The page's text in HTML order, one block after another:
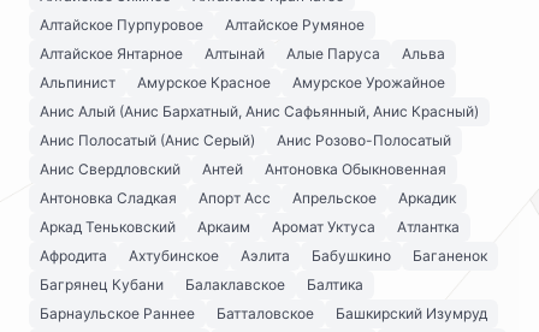
Алтайское Пурпуровое
Алтайское Румяное
Алтайское Янтарное
Алтынай Алые Паруса
Альва
Альпинист
Амурское Красное
Амурское Урожайное
Анис Алый (Анис Бархатный, Анис Сафьянный, Анис Красный)
Анис Полосатый (Анис Серый)
Анис Розово-Полосатый
Анис Свердловский
Антей
Антоновка Обыкновенная
Антоновка Сладкая
Апорт Асс Апрельское
Аркадик
Аркад Теньковский
Аркаим Аромат Уктуса
Атлантка
Афродита
Ахтубинское Аэлита Бабушкино
Баганенок
Багрянец Кубани
Балаклавское
Балтика
Барнаульское Раннее
Батталовское
Башкирский Изумруд